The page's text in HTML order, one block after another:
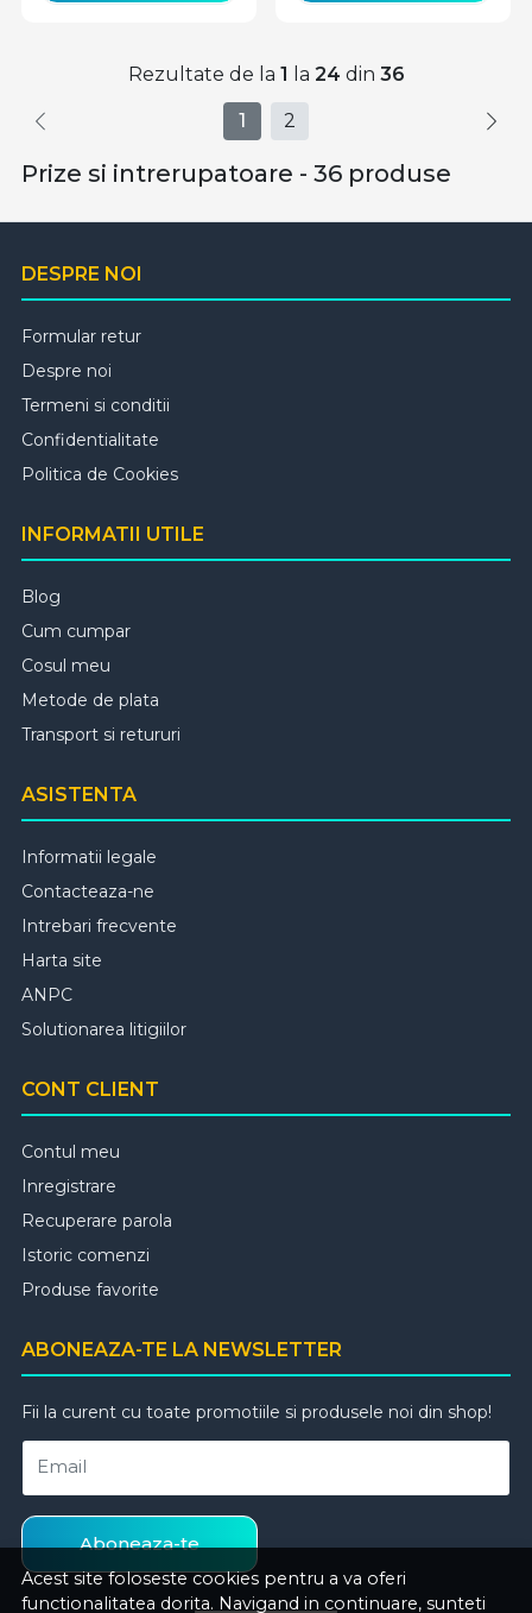
Rezultate de la 1 la 24 din 36
1 2
Prize si intrerupatoare - 36 produse
Acest site foloseste cookies pentru a va oferi
functionalitatea dorita. Navigand in continuare, sunteti
DESPRE NOI
Formular retur
Despre noi
Termeni si conditii
Confidentialitate
Politica de Cookies
INFORMATII UTILE
Blog
Cum cumpar
Cosul meu
Metode de plata
Transport si retururi
ASISTENTA
Informatii legale
Contacteaza-ne
Intrebari frecvente
Harta site
ANPC
Solutionarea litigiilor
CONT CLIENT
Contul meu
Inregistrare
Recuperare parola
Istoric comenzi
Produse favorite
ABONEAZA-TE LA NEWSLETTER
Fii la curent cu toate promotiile si produsele noi din shop!
Email
Aboneaza-te